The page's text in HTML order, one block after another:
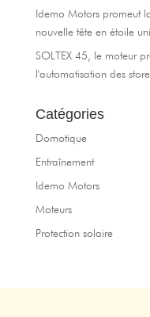
Idemo Motors promeut
nouvelle tête en étoile
SOLTEX 45, le moteur
l'automatisation des
Catégories
Domotique
Entraînement
Idemo Motors
Moteurs
Protection solaire